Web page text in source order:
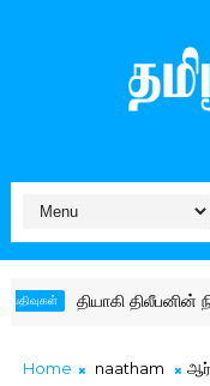
தியாகி திலீபனின்
Home naatham